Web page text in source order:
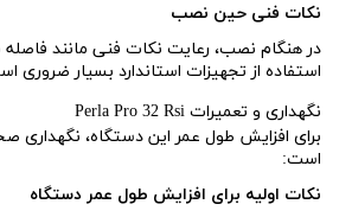
نکات فنی حین نصب
در هنگام نصب، رعایت نکات فنی مانند فاصله
استفاده از تجهیزات استاندارد بسیار ضروری
نگهداری و تعمیرات Perla Pro 32 Rsi
برای افزایش طول عمر این دستگاه، نگهداری
است:
نکات اولیه برای افزایش طول عمر دستگاه